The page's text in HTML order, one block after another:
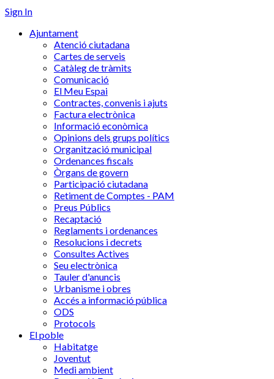
Sign In
Ajuntament
Atenció ciutadana
Cartes de serveis
Catàleg de tràmits
Comunicació
El Meu Espai
Contractes, convenis i ajuts
Factura electrònica
Informació econòmica
Opinions dels grups polítics
Organització municipal
Ordenances fiscals
Òrgans de govern
Participació ciutadana
Retiment de Comptes - PAM
Preus Públics
Recaptació
Reglaments i ordenances
Resolucions i decrets
Consultes Actives
Seu electrònica
Tauler d'anuncis
Urbanisme i obres
Accés a informació pública
ODS
Protocols
El poble
Habitatge
Joventut
Medi ambient